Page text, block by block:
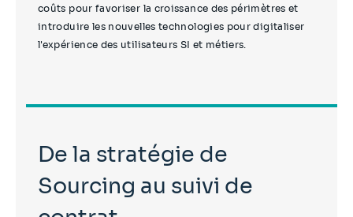
coûts pour favoriser la croissance des périmètres et
introduire les nouvelles technologies pour digitaliser
l'expérience des utilisateurs SI et métiers.
De la stratégie de
Sourcing au suivi de